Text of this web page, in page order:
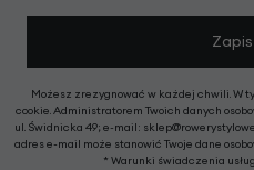
Możesz zrezygnować w każdej chwili. W
cookie. Administratorem Twoich danych
ul. Świdnicka 49; e-mail:
adres e-mail może stanowić Twoje dane
* Warunki świadczenia